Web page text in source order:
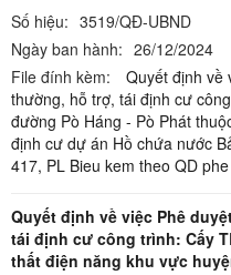
Số hiệu: 3519/QĐ-UBND
Ngày ban hành: 26/12/2024
File đính kèm:
Quyết định về
thường, hỗ trợ, tái định cư
đường Pò Háng - Pò Phát
định cư dự án Hồ chứa nước
417, PL Bieu kem theo QD
Quyết định về việc Phê
tái định cư công trình: Cấy
thất điện năng khu vực